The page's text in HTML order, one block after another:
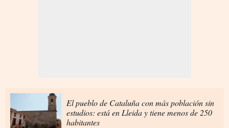
El pueblo de Cataluña con más población sin
estudios: está en Lleida y tiene menos de 250
habitantes